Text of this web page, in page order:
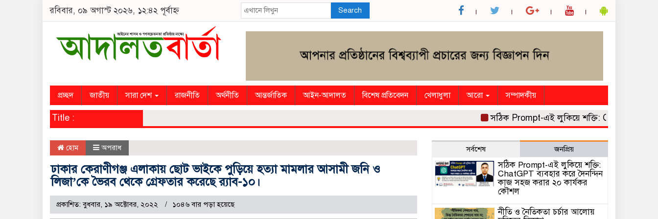
রবিবার, ০৯ অগাস্ট ২০২৬, ১২:৪২ পূর্বাহ্ন Search
প্রচ্ছদ জাতীয় সারা দেশ রাজনীতি অর্থনীতি আন্তর্জাতিক আইন-আদালত বিশেষ প্রতিবেদন খেলাধুলা আরো সম্পাদকীয়
Title : সঠিক Prompt-এই লুকিয়ে শক্তি: ChatGPT
হোম অপরাধ
ঢাকার কেরাণীগঞ্জ এলাকায় ছোট ভাইকে পুড়িয়ে হত্যা মামলার আসামী জনি ও
লিজা’কে ভৈরব থেকে গ্রেফতার করেছে র‌্যাব-১০।
প্রকাশিত: বুধবার, ১৯ অক্টোবর, ২০২২ ১০৪৬ বার পড়া হয়েছে
সর্বশেষ জনপ্রিয়
সঠিক Prompt-এই লুকিয়ে শক্তি:
ChatGPT ব্যবহার করে দৈনন্দিন
কাজ সহজ করার ২০ কার্যকর
কৌশল
নীতি ও নৈতিকতা চর্চার আলোয়